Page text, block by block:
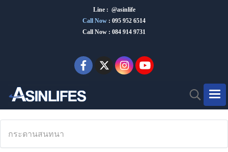
Line : @asinlife
Call Now : 095 952 6514
Call Now : 084 914 9731
กระดานสนทนา